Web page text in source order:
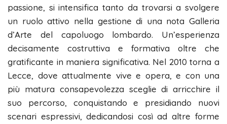
passione, si intensifica tanto da trovarsi a svolgere
un ruolo attivo nella gestione di una nota Galleria
d’Arte del capoluogo lombardo. Un’esperienza
decisamente costruttiva e formativa oltre che
gratificante in maniera significativa. Nel 2010 torna a
Lecce, dove attualmente vive e opera, e con una
più matura consapevolezza sceglie di arricchire il
suo percorso, conquistando e presidiando nuovi
scenari espressivi, dedicandosi così ad altre forme